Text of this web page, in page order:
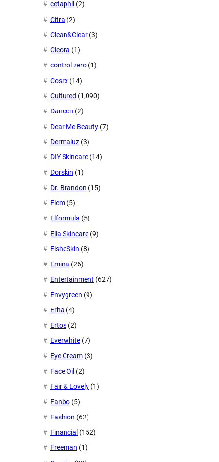
cetaphil (2)
Citra (2)
Clean&Clear (3)
Cleora (1)
control zero (1)
Cosrx (14)
Cultured (1,090)
Daneen (2)
Dear Me Beauty (7)
Dermaluz (3)
DIY Skincare (14)
Dorskin (1)
Dr. Brandon (15)
Eiem (5)
Elformula (5)
Ella Skincare (9)
ElsheSkin (8)
Emina (26)
Entertainment (627)
Envygreen (9)
Erha (4)
Ertos (2)
Everwhite (7)
Eye Cream (3)
Face Oil (2)
Fair & Lovely (1)
Fanbo (5)
Fashion (62)
Financial (152)
Freeman (1)